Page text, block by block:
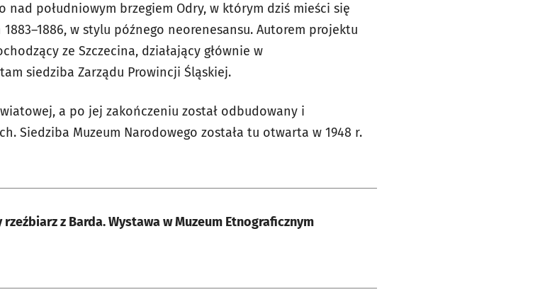
nad południowym brzegiem Odry, w którym dziś mieści się
w stylu późnego neorenesansu. Autorem projektu
ze Szczecina, działający głównie w
siedziba Zarządu Prowincji Śląskiej.
a po jej zakończeniu został odbudowany i
Siedziba Muzeum Narodowego została tu otwarta w 1948 r.
rzeźbiarz z Barda. Wystawa w Muzeum Etnograficznym